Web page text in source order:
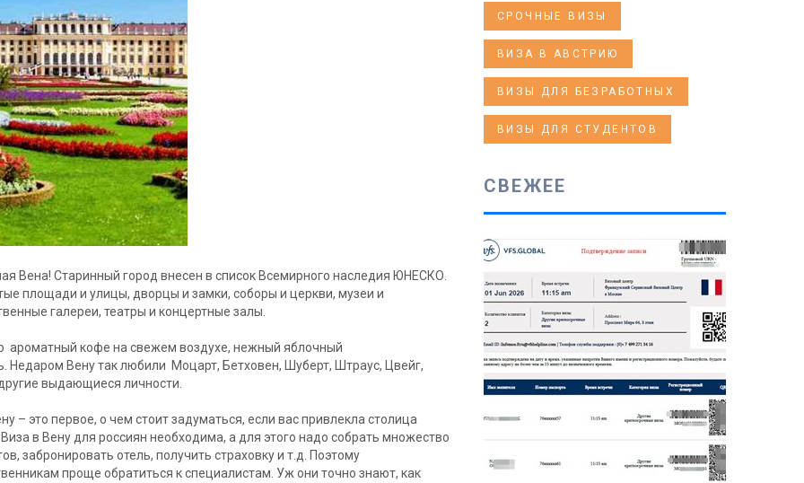
Вена! Старинный город внесен в список Всемирного наследия ЮНЕСКО.
площади и улицы, дворцы и замки, соборы и церкви, музеи и
галереи, театры и концертные залы.
ароматный кофе на свежем воздухе, нежный яблочный
Недаром Вену так любили Моцарт, Бетховен, Шуберт, Штраус, Цвейг,
выдающиеся личности.
– это первое, о чем стоит задуматься, если вас привлекла столица
в Вену для россиян необходима, а для этого надо собрать множество
забронировать отель, получить страховку и т.д. Поэтому
проще обратиться к специалистам. Уж они точно знают, как
СРОЧНЫЕ ВИЗЫ
ВИЗА В АВСТРИЮ
ВИЗЫ ДЛЯ БЕЗРАБОТНЫХ
ВИЗЫ ДЛЯ СТУДЕНТОВ
СВЕЖЕЕ